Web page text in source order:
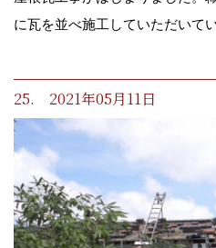
に瓦を並べ施工していただいてい
25. 2021年05月11日